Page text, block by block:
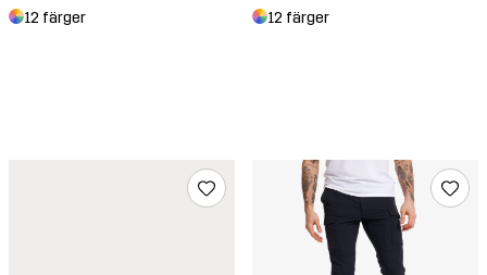
12 färger 12 färger